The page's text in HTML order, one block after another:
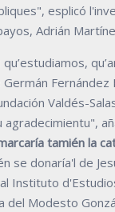
esplicó
Adrián
Valdés-
tamién la
se donaría'l de
Instituto
del Modesto